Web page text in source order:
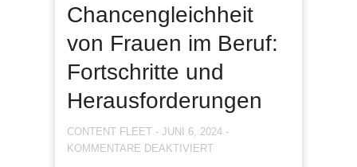
Chancengleichheit
von Frauen im Beruf:
Fortschritte und
Herausforderungen
CONTENT FLEET - JUNI 6, 2024 -
KOMMENTARE DEAKTIVIERTFÜR